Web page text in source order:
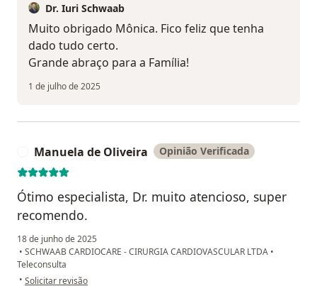
Dr. Iuri Schwaab
Muito obrigado Mônica. Fico feliz que tenha
dado tudo certo.
Grande abraço para a Família!
1 de julho de 2025
Manuela de Oliveira Opinião Verificada
Ótimo especialista, Dr. muito atencioso, super
recomendo.
18 de junho de 2025
• SCHWAAB CARDIOCARE - CIRURGIA CARDIOVASCULAR LTDA •
Teleconsulta
• na opinião do utilizador Manuela de Oliveira
Solicitar revisão